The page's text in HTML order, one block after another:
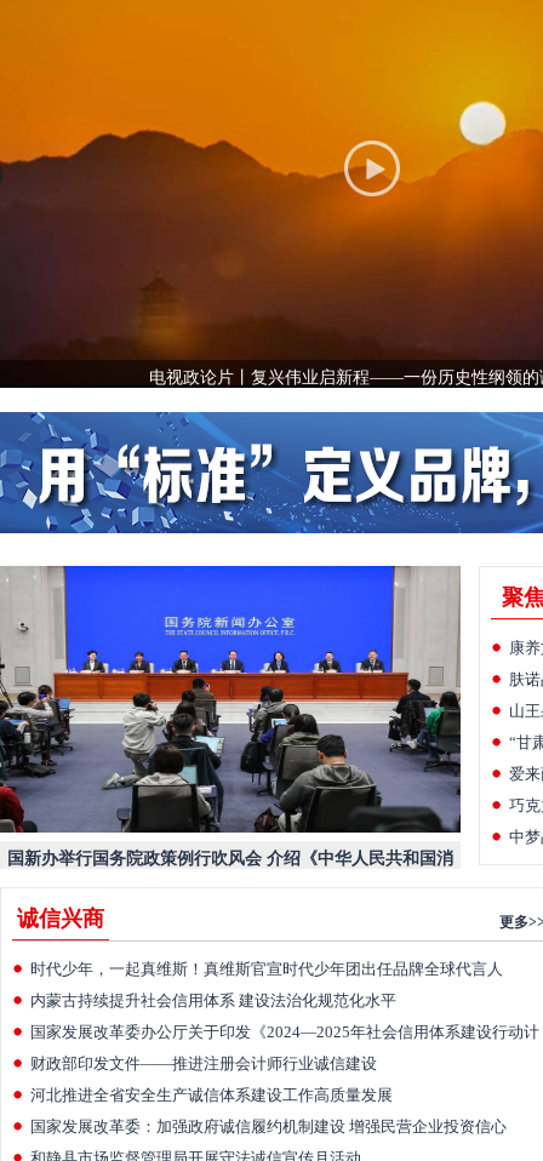
电视政论片丨复兴伟业启新程——一份历史性纲领的
国新办举行国务院政策例行吹风会 介绍《中华人民共和国消
费者权益保护法实施条例》有关情况
聚
康
旅
肤
质
山
“甘
评
爱
高
巧
高
中
质
更多
诚信兴商
时代少年，一起真维斯！真维斯官宣时代少年团出任品牌全球代言人
内蒙古持续提升社会信用体系 建设法治化规范化水平
国家发展改革委办公厅关于印发《2024—2025年社会信用体系建设行动计
划》的通知
财政部印发文件——推进注册会计师行业诚信建设
河北推进全省安全生产诚信体系建设工作高质量发展
国家发展改革委：加强政府诚信履约机制建设 增强民营企业投资信心